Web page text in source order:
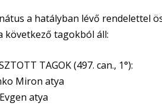
a hatályban lévő rendelettel
következő tagokból áll:
TAGOK (497. can., 1°):
Miron atya
atya